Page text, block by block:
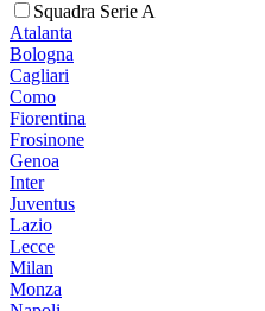
Squadra Serie A
Atalanta
Bologna
Cagliari
Como
Fiorentina
Frosinone
Genoa
Inter
Juventus
Lazio
Lecce
Milan
Monza